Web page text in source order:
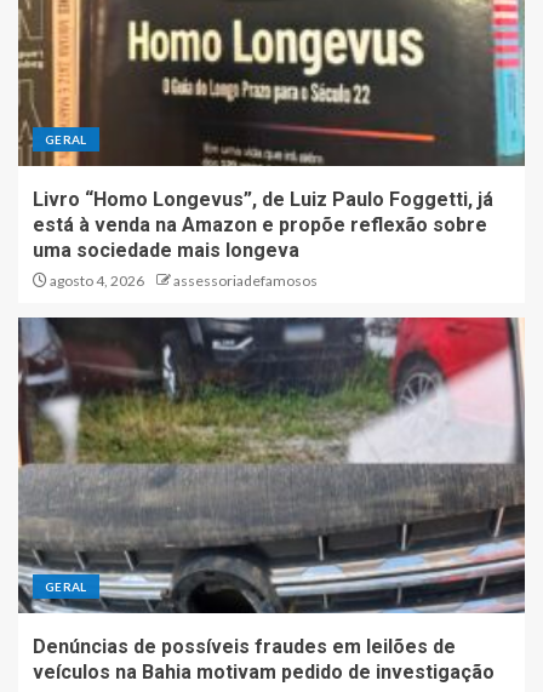
GERAL
Livro “Homo Longevus”, de Luiz Paulo Foggetti, já
está à venda na Amazon e propõe reflexão sobre
uma sociedade mais longeva
agosto 4, 2026 assessoriadefamosos
GERAL
Denúncias de possíveis fraudes em leilões de
veículos na Bahia motivam pedido de investigação